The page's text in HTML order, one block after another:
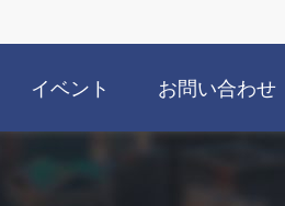
イベント お問い合わせ